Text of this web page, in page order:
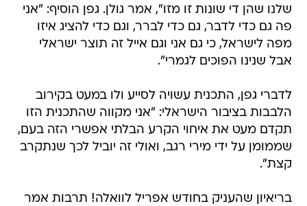
שלנו שהן די שונות זו מזו", אמר גולן. גפן הוסיף: "אני
פה גם כדי לדבר, גם כדי לברר, וגם כדי להציג איזו
מפה לישראל, כי גם אני וגם אייל זה תוצר ישראלי
אבל שנינו הפוכים לגמרי".
לדברי גפן, התכנית עשויה לסייע ולו במעט בקירוב
הלבבות בציבור הישראלי: "אני מקווה שהתכנית הזו
תקדם מעט את איחוי הקרע הבלתי אפשרי הזה בעם,
שממומן על ידי מירי רגב, ואולי זה יוביל לכך שנתקרב
קצת".
בריאיון שהעניק בחודש אפריל לוואלה! תרבות אמר